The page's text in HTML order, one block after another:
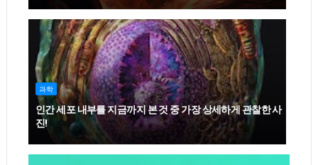
과학
인간 세포 내부를 지금까지 본 것 중 가장 상세하게 관찰한 사
진!